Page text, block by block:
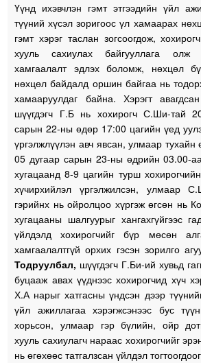
Үүнд ихэвчлэн гэмт этгээдийн үйл
түүний хүсэл зоригоос үл хамаарах
гэмт хэрэг таслан зогсоогдож,
хууль сахиулах байгууллага олж
хамгаалалт эдлэх боломж, нөхцөл
нөхцөл байдалд оршин байгаа нь
хамааруулдаг байна. Хэрэгт
шүүгдэгч Г.Б нь хохирогч С.Ши-тай
сарын 22-ны өдөр 17:00 цагийн үед
үргэлжлүүлэн авч явсан, улмаар
05 дугаар сарын 23-ны өдрийн 03.00-
хугацаанд 8-9 цагийн турш
хүчирхийлэл үргэлжилсэн, улмаар
гэрийнх нь ойролцоо хүргэж өгсөн нь
хугацааны шалгуурыг хангахгүйгээс
үйлдэлд хохирогчийг бүр мөсөн
хамгаалалтгүй орхих гэсэн зорилго
Тодруулбал, шүүгдэгч Г.Би-ий хувьд
буцааж авах үүднээс хохирогчид хүч
Х.А нарыг хатгасны үндсэн дээр
үйл ажиллагаа хэрэгжсэнээс бус
хорьсон, улмаар гэр бүлийн, ойр
хууль сахиулагч нараас хохирогчийг
нь өгөхөөс татгалзсан үйлдэл